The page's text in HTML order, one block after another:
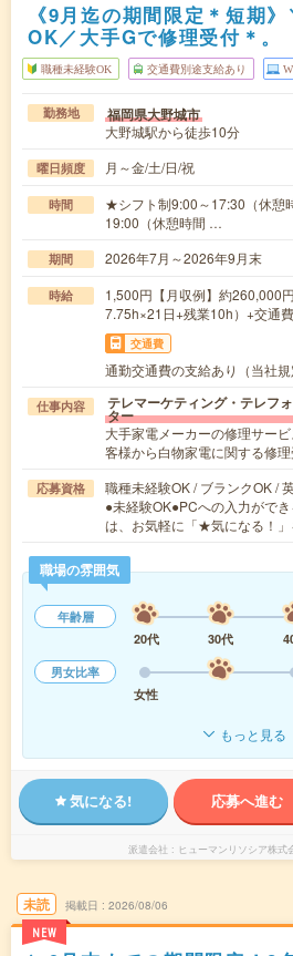
《9月迄の期間限定＊短期
OK／大手Gで修理受付＊。
職種未経験OK 交通費別途支給あり
勤務地 福岡県大野城市
大野城駅から徒歩10分
曜日頻度 月～金/土/日/祝
時間
★シフト制9:00～17:30（休憩
19:00（休憩時間 …
期間 2026年7月～2026年9月末
時給
1,500円【月収例】約260,000
7.75h×21日+残業10h）+交通費
交通費
通勤交通費の支給あり（当社規
仕事内容 テレマーケティング・テレフ
ター
大手家電メーカーの修理サー
客様から白物家電に関する修
応募資格
職種未経験OK / ブランクOK /
●未経験OK●PCへの入力がで
は、お気軽に「★気になる！
職場の雰囲気
年齢層
20代
30代
男女比率
女性
もっと見る
気になる! 応募へ進む
派遣会社 ヒューマンリソシア株
未読
NEW
掲載日 2026/08/06